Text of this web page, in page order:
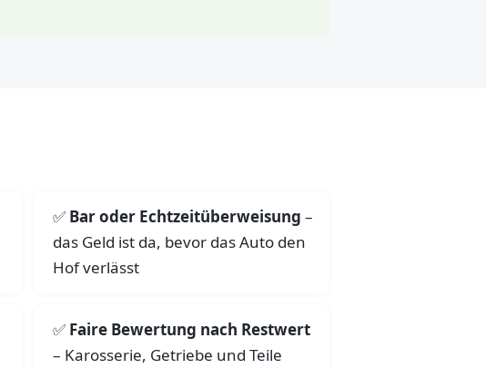
Bar oder Echtzeitüberweisung –
das Geld ist da, bevor das Auto den
Hof verlässt
Faire Bewertung nach Restwert
– Karosserie, Getriebe und Teile